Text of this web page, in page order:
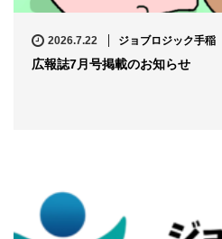
2026.7.22 ジョブロジック手稲
広報誌7月号掲載のお知らせ